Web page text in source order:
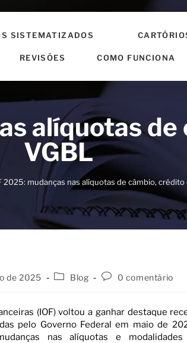
SISTEMATIZADOS
REVISÕES COMO FUNCIONA
alíquotas
VGBL
2025: mudanças nas alíquotas de câmbio, crédito
de 2025 Blog 0 comentário
(IOF) voltou a ganhar destaque
pelo Governo Federal em maio de
nas alíquotas e